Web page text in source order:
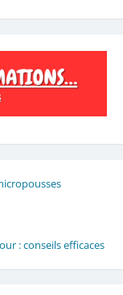
: conseils efficaces